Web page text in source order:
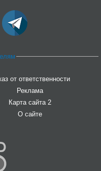
от ответственности
Реклама
Карта сайта 2
О сайте